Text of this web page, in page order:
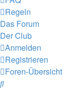
Regeln
Das Forum
Der Club
Anmelden
Registrieren
Foren-Übersicht
Suche